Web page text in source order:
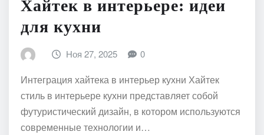
Хайтек в интерьере: идеи
для кухни
Ноя 27, 2025 0
Интеграция хайтека в интерьер кухни Хайтек
стиль в интерьере кухни представляет собой
футуристический дизайн, в котором используются
современные технологии и…